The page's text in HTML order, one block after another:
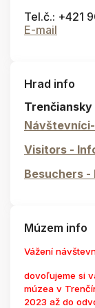
Tel.č.: +421
E-mail
Hrad info
Trenčiansky
Visitors -
Besuchers -
Múzem info
Vážení
dovoľujeme si
múzea v
2023 až do